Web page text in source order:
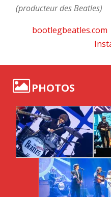
(producteur des Beatles)
bootlegbeatles.com
PHOTOS